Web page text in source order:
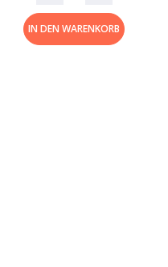
IN DEN WARENKORB